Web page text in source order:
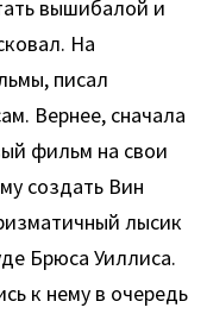
вышибалой и
На
писал
Вернее, сначала
фильм на свои
создать Вин
лысик
Брюса Уиллиса.
к нему в очередь